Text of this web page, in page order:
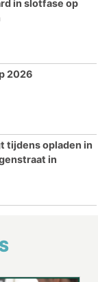
in slotfase op
2026
tijdens opladen in
in